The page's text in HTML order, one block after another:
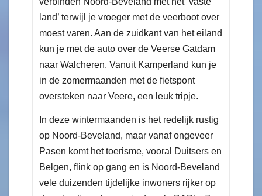
land’ terwijl je vroeger met de veerboot over
moest varen. Aan de zuidkant van het eiland
kun je met de auto over de Veerse Gatdam
naar Walcheren. Vanuit Kamperland kun je
in de zomermaanden met de fietspont
oversteken naar Veere, een leuk tripje.
In deze wintermaanden is het redelijk rustig
op Noord-Beveland, maar vanaf ongeveer
Pasen komt het toerisme, vooral Duitsers en
Belgen, flink op gang en is Noord-Beveland
vele duizenden tijdelijke inwoners rijker op